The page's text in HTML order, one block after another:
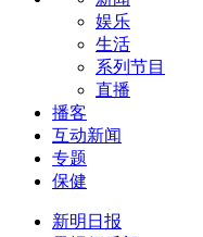
娱乐
生活
系列节目
直播
播客
互动新闻
专题
保健
新明日报